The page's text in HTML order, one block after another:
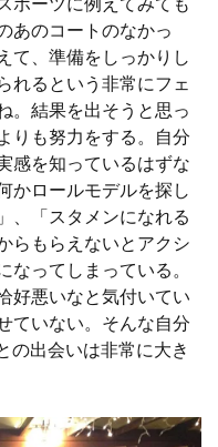
あのコートのなかっ
て、準備をしっかりし
れるという非常にフェ
。結果を出そうと思っ
りも努力をする。自分
感を知っているはずな
かロールモデルを探し
、「スタメンになれる
らもらえないとアクシ
なってしまっている。
好悪いなと気付いてい
ていない。そんな自分
の出会いは非常に大き